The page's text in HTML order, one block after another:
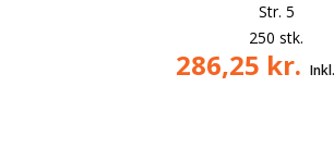
Str. 5
250 stk.
286,25 kr.